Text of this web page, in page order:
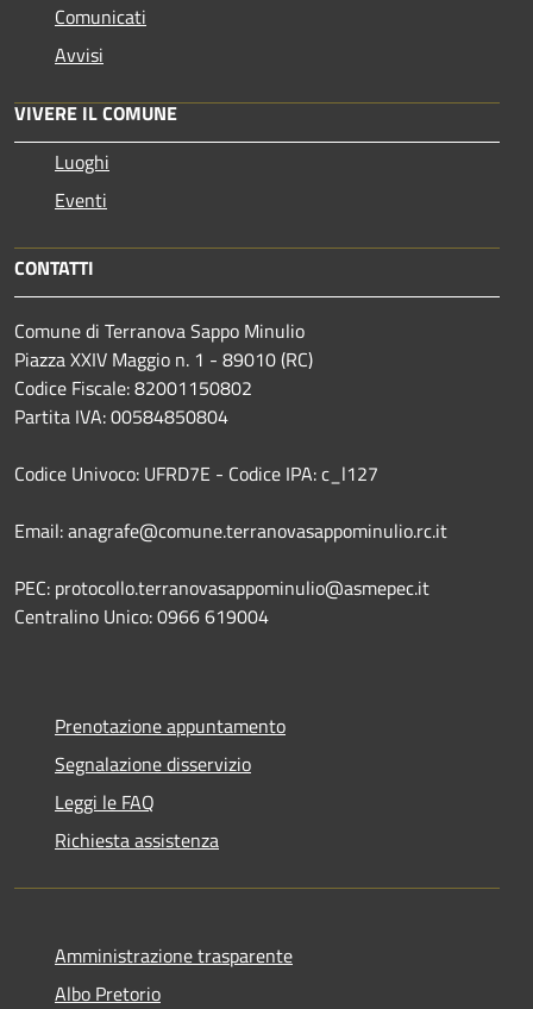
Comunicati
Avvisi
VIVERE IL COMUNE
Luoghi
Eventi
CONTATTI
Comune di Terranova Sappo Minulio
Piazza XXIV Maggio n. 1 - 89010 (RC)
Codice Fiscale: 82001150802
Partita IVA: 00584850804
Codice Univoco: UFRD7E - Codice IPA: c_l127
Email: anagrafe@comune.terranovasappominulio.rc.it
PEC: protocollo.terranovasappominulio@asmepec.it
Centralino Unico: 0966 619004
Prenotazione appuntamento
Segnalazione disservizio
Leggi le FAQ
Richiesta assistenza
Amministrazione trasparente
Albo Pretorio